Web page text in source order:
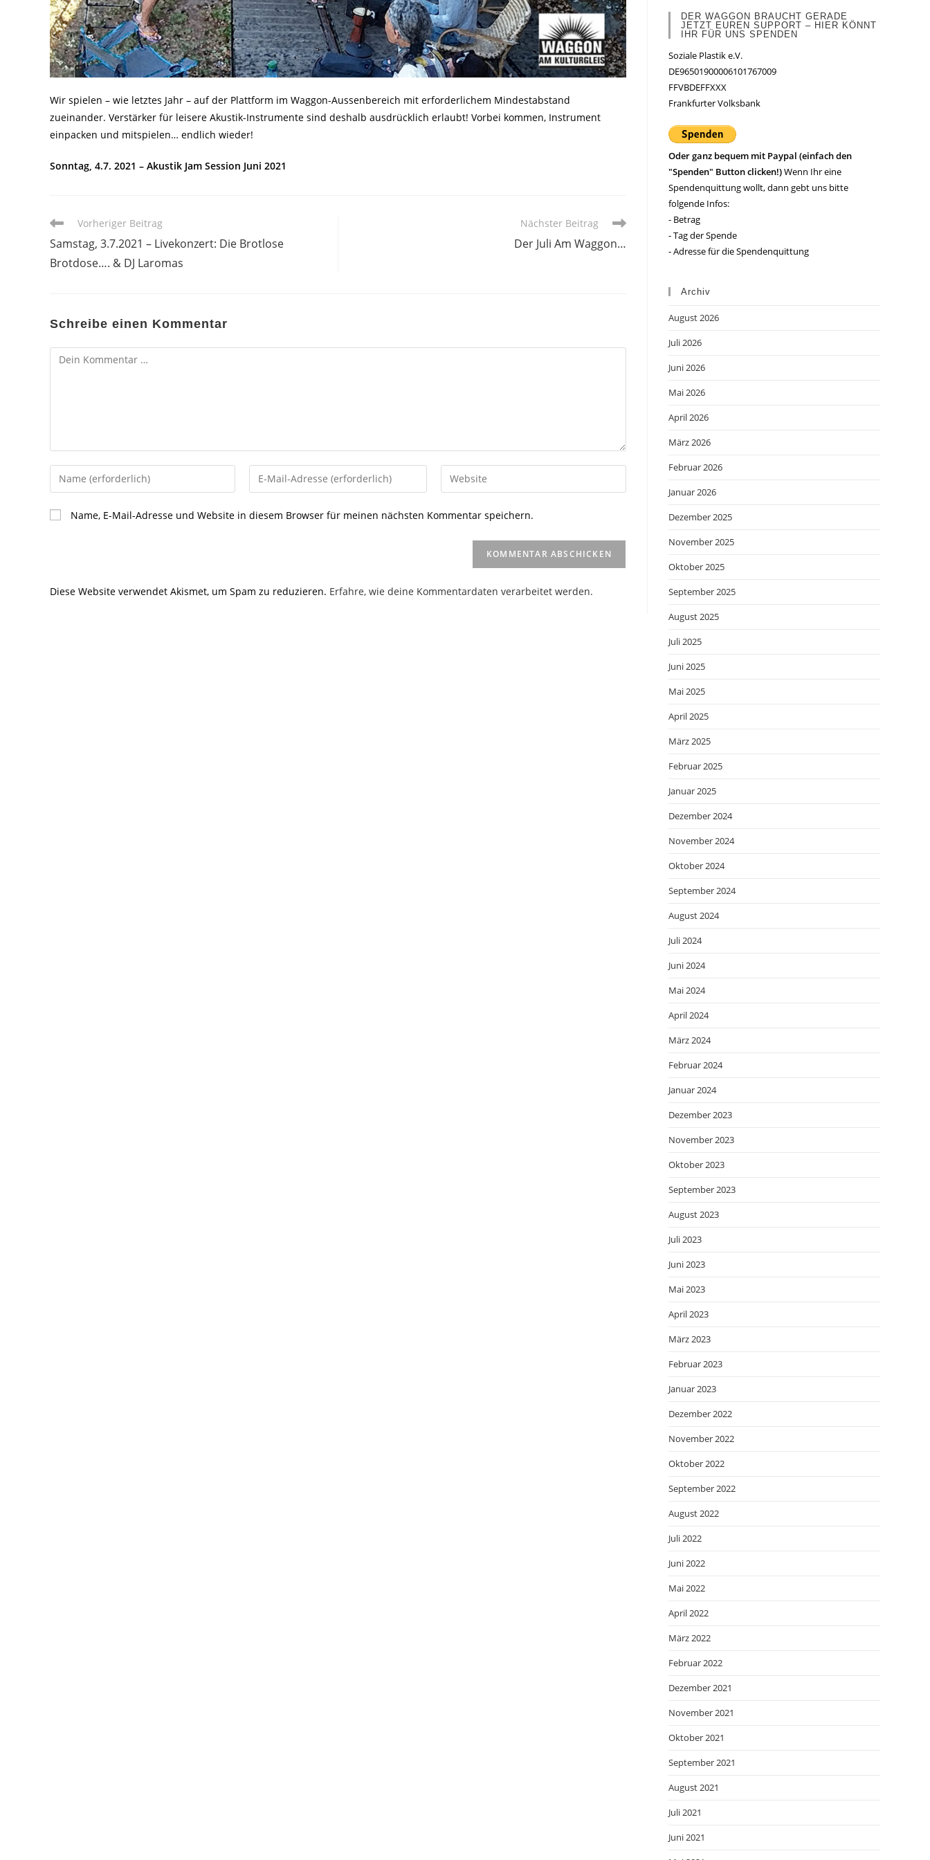
Wir spielen – wie letztes Jahr – auf der Plattform im Waggon-Aussenbereich mit erforderlichem Mindestabstand
zueinander. Verstärker für leisere Akustik-Instrumente sind deshalb ausdrücklich erlaubt! Vorbei kommen, Instrument
einpacken und mitspielen… endlich wieder!
Sonntag, 4.7. 2021 – Akustik Jam Session Juni 2021
Weitere
ansehen
Vorheriger Beitrag
Samstag, 3.7.2021 – Livekonzert: Die Brotlose
Brotdose…. & DJ Laromas
Nächster Beitrag
Der Juli Am Waggon…
Schreibe einen Kommentar
Kommentar
Gib
deinen
Namen
oder
ein
Gib
deine
ein
Gib
deine
Name, E-Mail-Adresse und Website in diesem Browser für meinen nächsten Kommentar speichern.
Diese Website verwendet Akismet, um Spam zu reduzieren. Erfahre, wie deine Kommentardaten verarbeitet werden.
DER WAGGON BRAUCHT GERADE
JETZT EUREN SUPPORT – HIER KÖNNT
IHR FÜR UNS SPENDEN
Soziale Plastik e.V.
DE96501900006101767009
FFVBDEFFXXX
Frankfurter Volksbank
Oder ganz bequem mit Paypal (einfach den
"Spenden" Button clicken!)Wenn Ihr eine
Spendenquittung wollt, dann gebt uns bitte
folgende Infos:
- Betrag
- Tag der Spende
- Adresse für die Spendenquittung
Archiv
August 2026
Juli 2026
Juni 2026
Mai 2026
April 2026
März 2026
Februar 2026
Januar 2026
Dezember 2025
November 2025
Oktober 2025
September 2025
August 2025
Juli 2025
Juni 2025
Mai 2025
April 2025
März 2025
Februar 2025
Januar 2025
Dezember 2024
November 2024
Oktober 2024
September 2024
August 2024
Juli 2024
Juni 2024
Mai 2024
April 2024
März 2024
Februar 2024
Januar 2024
Dezember 2023
November 2023
Oktober 2023
September 2023
August 2023
Juli 2023
Juni 2023
Mai 2023
April 2023
März 2023
Februar 2023
Januar 2023
Dezember 2022
November 2022
Oktober 2022
September 2022
August 2022
Juli 2022
Juni 2022
Mai 2022
April 2022
März 2022
Februar 2022
Dezember 2021
November 2021
Oktober 2021
September 2021
August 2021
Juli 2021
Juni 2021